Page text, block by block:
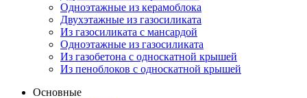
Одноэтажные из керамоблока
Двухэтажные из газосиликата
Из газосиликата с мансардой
Одноэтажные из газосиликата
Из газобетона с односкатной крышей
Из пеноблоков с односкатной крышей
Основные